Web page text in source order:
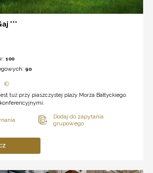
***
100
90
tuż przy piaszczystej plaży Morza Bałtyckiego.